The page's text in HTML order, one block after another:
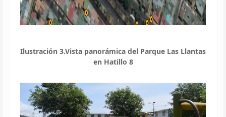
Ilustración 3.Vista panorámica del Parque Las Llantas
en Hatillo 8